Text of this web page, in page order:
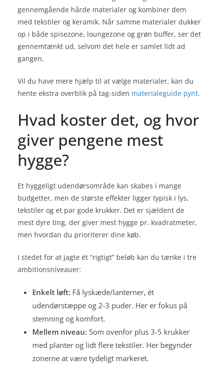
gennemgående hårde materialer og kombiner dem
med tekstiler og keramik. Når samme materialer dukker
op i både spisezone, loungezone og grøn buffer, ser det
gennemtænkt ud, selvom det hele er samlet lidt ad
gangen.
Vil du have mere hjælp til at vælge materialer, kan du
hente ekstra overblik på tag-siden materialeguide pynt.
Hvad koster det, og hvor
giver pengene mest
hygge?
Et hyggeligt udendørsområde kan skabes i mange
budgetter, men de største effekter ligger typisk i lys,
tekstiler og et par gode krukker. Det er sjældent de
mest dyre ting, der giver mest hygge pr. kvadratmeter,
men hvordan du prioriterer dine køb.
I stedet for at jagte ét “rigtigt” beløb kan du tænke i tre
ambitionsniveauer:
Enkelt løft: Få lyskæde/lanterner, ét
udendørstæppe og 2-3 puder. Her er fokus på
stemning og komfort.
Mellem niveau: Som ovenfor plus 3-5 krukker
med planter og lidt flere tekstiler. Her begynder
zonerne at være tydeligt markeret.